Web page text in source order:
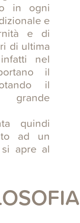
in ogni
e
e di
di ultima
nel
il
il
quindi
ad un
apre al